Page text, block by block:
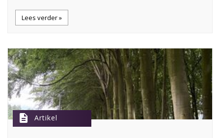
Lees verder »
description Artikel